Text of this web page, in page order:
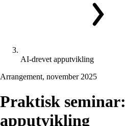
AI-drevet apputvikling
Arrangement, november 2025
Praktisk seminar:
apputvikling